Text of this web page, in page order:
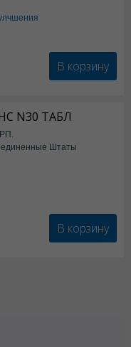
В корзину
N30 ТАБЛ
Штаты
В корзину